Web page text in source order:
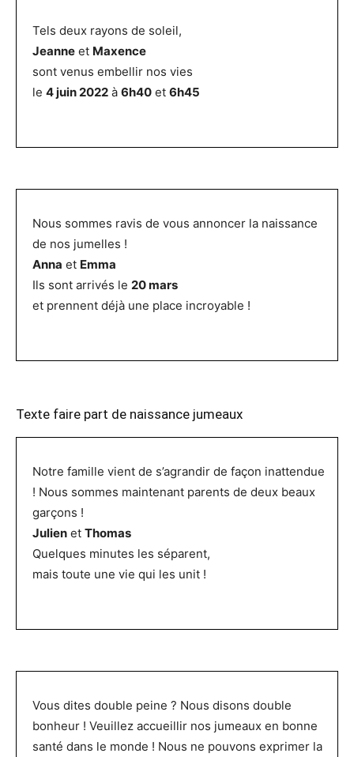
Tels deux rayons de soleil,
Jeanne et Maxence
sont venus embellir nos vies
le 4 juin 2022 à 6h40 et 6h45
Nous sommes ravis de vous annoncer la naissance
de nos jumelles !
Anna et Emma
Ils sont arrivés le 20 mars
et prennent déjà une place incroyable !
Texte faire part de naissance jumeaux
Notre famille vient de s’agrandir de façon inattendue
! Nous sommes maintenant parents de deux beaux
garçons !
Julien et Thomas
Quelques minutes les séparent,
mais toute une vie qui les unit !
Vous dites double peine ? Nous disons double
bonheur ! Veuillez accueillir nos jumeaux en bonne
santé dans le monde ! Nous ne pouvons exprimer la